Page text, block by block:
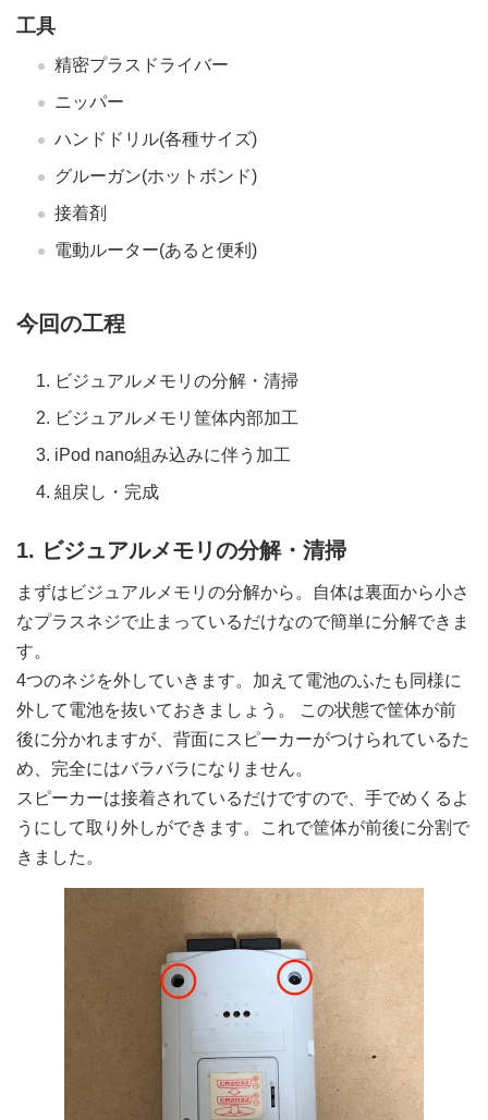
工具
精密プラスドライバー
ニッパー
ハンドドリル(各種サイズ)
グルーガン(ホットボンド)
接着剤
電動ルーター(あると便利)
今回の工程
ビジュアルメモリの分解・清掃
ビジュアルメモリ筐体内部加工
iPod nano組み込みに伴う加工
組戻し・完成
1. ビジュアルメモリの分解・清掃
まずはビジュアルメモリの分解から。自体は裏面から小さ
なプラスネジで止まっているだけなので簡単に分解できま
す。
4つのネジを外していきます。加えて電池のふたも同様に
外して電池を抜いておきましょう。 この状態で筐体が前
後に分かれますが、背面にスピーカーがつけられているた
め、完全にはバラバラになりません。
スピーカーは接着されているだけですので、手でめくるよ
うにして取り外しができます。これで筐体が前後に分割で
きました。